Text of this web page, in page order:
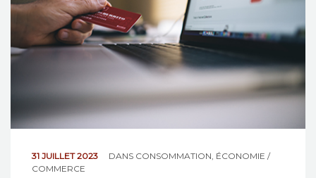
31 JUILLET 2023 DANS CONSOMMATION ÉCONOMIE /
COMMERCE